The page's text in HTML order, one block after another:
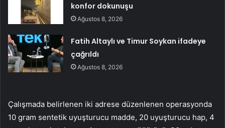
konfor dokunuşu
Ağustos 8, 2026
Fatih Altaylı ve Timur Soykan ifadeye
çağrıldı
Ağustos 8, 2026
Çalışmada belirlenen iki adrese düzenlenen operasyonda
10 gram sentetik uyuşturucu madde, 20 uyuşturucu hap, 4